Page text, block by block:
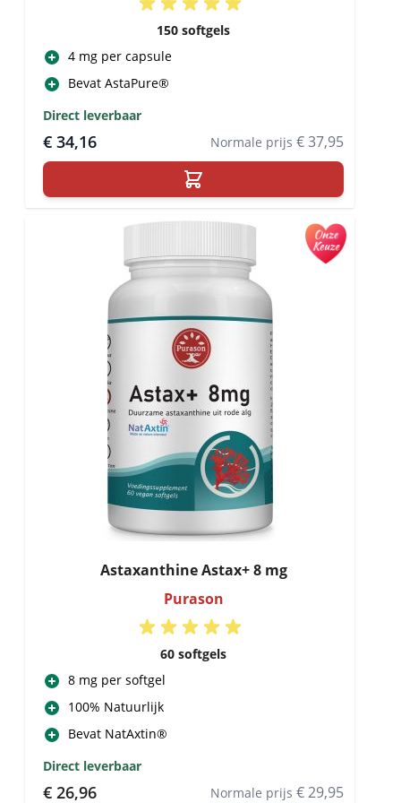
150 softgels
4 mg per capsule
Bevat AstaPure®
Direct leverbaar
€ 34,16 Normale prijs € 37,95
Astaxanthine Astax+ 8 mg
Purason
60 softgels
8 mg per softgel
100% Natuurlijk
Bevat NatAxtin®
Direct leverbaar
Special Price
€ 26,96 Normale prijs € 29,95